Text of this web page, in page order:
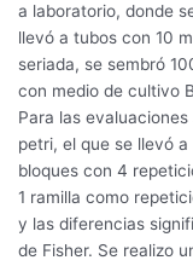
a laboratorio, donde
llevó a tubos con 10
seriada, se sembró
con medio de cultivo
Para las
petri, el que se llevó
bloques con 4
1 ramilla como
y las diferencias
de Fisher. Se realizo